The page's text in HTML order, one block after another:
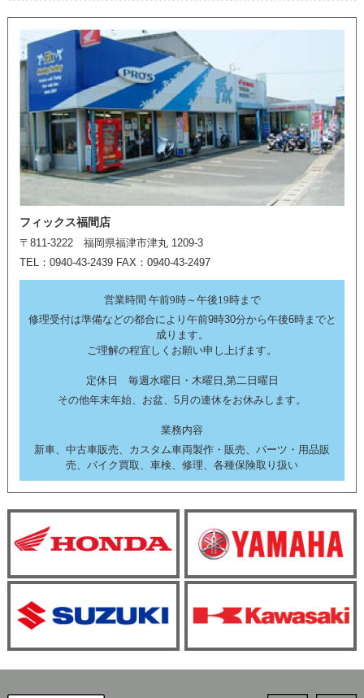
フィックス福間店
〒811-3222 福岡県福津市津丸 1209-3
TEL：0940-43-2439 FAX：0940-43-2497
営業時間 午前9時～午後19時まで
修理受付は準備などの都合により午前9時30分から午後6時までと
成ります。
ご理解の程宜しくお願い申し上げます。
定休日 毎週水曜日・木曜日,第二日曜日
その他年末年始、お盆、5月の連休をお休みします。
業務内容
新車、中古車販売、カスタム車両製作・販売、パーツ・用品販
売、バイク買取、車検、修理、各種保険取り扱い